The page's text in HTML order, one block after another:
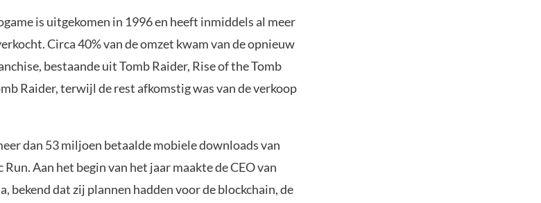
is uitgekomen in 1996 en heeft inmiddels al meer
Circa 40% van de omzet kwam van de opnieuw
bestaande uit Tomb Raider, Rise of the Tomb
Raider, terwijl de rest afkomstig was van de verkoop
dan 53 miljoen betaalde mobiele downloads van
Aan het begin van het jaar maakte de CEO van
bekend dat zij plannen hadden voor de blockchain, de